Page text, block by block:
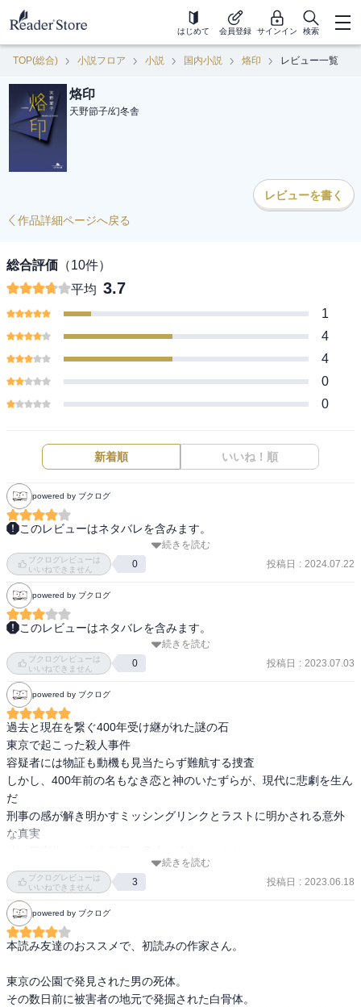
はじめて 会員登録 サインイン 検索
TOP(総合) 小説フロア 小説 国内小説 烙印 レビュー一覧
烙印
天野節子/幻冬舎
レビューを書く
作品詳細ページへ戻る
総合評価 （10件）
平均 3.7
1
4
4
0
0
新着順 いいね！順
powered by ブクログ
このレビューはネタバレを含みます。
400年前の恋が・・・という帯のコピーに惹かれて買い、読み進めて
みたらミステリー。殺人事件。
少しずつ犯人に近づいて行くのはなかなかおもしろかったが、最終
的には結構あっさり自白しちゃうのね、とも感じた。なんとなく想
像できた結末ではあったものの、彼女は予想外だった。
続きを読む
ブクログレビューは
いいねできません
0 投稿日 : 2024.07.22
powered by ブクログ
このレビューはネタバレを含みます。
400年前の恋物語が現代で起こった事件と結びついている、話の展開
は好きだなと思った。しかも400年前の御宿のスペイン船の座礁は史
実に基づいていたものであるのも良かった。
ただ、刑事の勘と経験則から犯人にたどり着くまでの展開の中で「~
はありえない」「~に違いない」「~に決まっている」と言った表現
が出てくるのが苦手だなと感じた。
最後犯人の自白がちょっと、あっさりしすぎてるかなと違和感を覚
えた。
また、400年前の恋物語との因果関係に読者は気づけるが、犯人や刑
事さん達はたどり着かないままだったのには「え？、なぜ…」と声
が出てしまった。気づいたからなんだって話だけど、少し残念だっ
続きを読む
ブクログレビューは
いいねできません
0 投稿日 : 2023.07.03
powered by ブクログ
過去と現在を繋ぐ400年受け継がれた謎の石
東京で起こった殺人事件
容疑者には物証も動機も見当たらず難航する捜査
しかし、400年前の名もなき恋と神のいたずらが、現代に悲劇を生ん
だ
刑事の感が解き明かすミッシングリンクとラストに明かされる意外
な真実
続きを読む
ブクログレビューは
いいねできません
3 投稿日 : 2023.06.18
powered by ブクログ
本読み友達のおススメで、初読みの作家さん。
東京の公園で発見された男の死体。
その数日前に被害者の地元で発掘された白骨体。